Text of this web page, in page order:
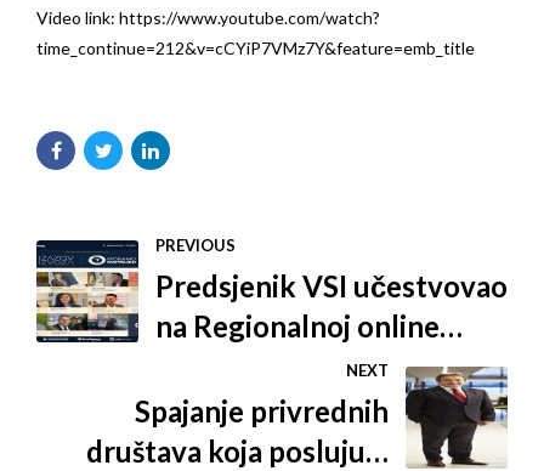
Video link: https://www.youtube.com/watch?
time_continue=212&v=cCYiP7VMz7Y&feature=emb_title
PREVIOUS
Predsjenik VSI učestvovao
na Regionalnoj online
konferenciji 'Izazov izvoza
- Moramo naprijed'
NEXT
Spajanje privrednih
društava koja posluju u